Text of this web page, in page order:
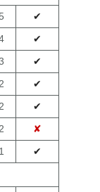
5
✔
✔
✔
✔
✔
✘
1 ✔